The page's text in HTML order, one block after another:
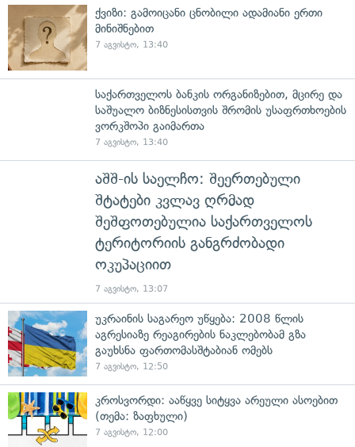
ქვიზი: გამოიცანი ცნობილი ადამიანი ერთი
მინიშნებით
7 აგვისტო, 13:40
საქართველოს ბანკის ორგანიზებით, მცირე და
საშუალო ბიზნესისთვის შრომის უსაფრთხოების
ვორკშოპი გაიმართა
7 აგვისტო, 13:40
აშშ-ის საელჩო: შეერთებული
შტატები კვლავ ღრმად
შეშფოთებულია საქართველოს
ტერიტორიის განგრძობადი
ოკუპაციით
7 აგვისტო, 13:07
უკრაინის საგარეო უწყება: 2008 წლის
აგრესიაზე რეაგირების ნაკლებობამ გზა
გაუხსნა ფართომასშტაბიან ომებს
7 აგვისტო, 12:50
კროსვორდი: ააწყვე სიტყვა არეული ასოებით
(თემა: ზაფხული)
7 აგვისტო, 12:00